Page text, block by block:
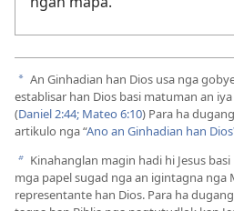
a An Ginhadian han Dios usa nga
establisar han Dios basi matuman an
(Daniel 2:44; Mateo 6:10) Para ha
artikulo nga “Ano an Ginhadian han
b Kinahanglan magin hadi hi Jesus
mga papel sugad nga an igintagna nga
representante han Dios. Para ha